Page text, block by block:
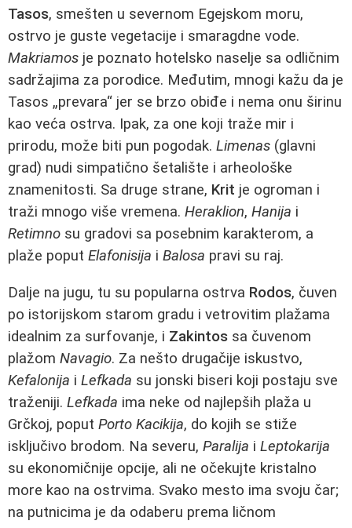
Tasos, smešten u severnom Egejskom moru,
ostrvo je guste vegetacije i smaragdne vode.
Makriamos je poznato hotelsko naselje sa odličnim
sadržajima za porodice. Međutim, mnogi kažu da je
Tasos „prevara“ jer se brzo obiđe i nema onu širinu
kao veća ostrva. Ipak, za one koji traže mir i
prirodu, može biti pun pogodak. Limenas (glavni
grad) nudi simpatično šetalište i arheološke
znamenitosti. Sa druge strane, Krit je ogroman i
traži mnogo više vremena. Heraklion, Hanija i
Retimno su gradovi sa posebnim karakterom, a
plaže poput Elafonisija i Balosa pravi su raj.
Dalje na jugu, tu su popularna ostrva Rodos, čuven
po istorijskom starom gradu i vetrovitim plažama
idealnim za surfovanje, i Zakintos sa čuvenom
plažom Navagio. Za nešto drugačije iskustvo,
Kefalonija i Lefkada su jonski biseri koji postaju sve
traženiji. Lefkada ima neke od najlepših plaža u
Grčkoj, poput Porto Kacikija, do kojih se stiže
isključivo brodom. Na severu, Paralija i Leptokarija
su ekonomičnije opcije, ali ne očekujte kristalno
more kao na ostrvima. Svako mesto ima svoju čar;
na putnicima je da odaberu prema ličnom